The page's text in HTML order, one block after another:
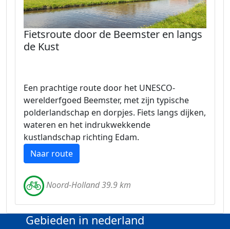
Fietsroute door de Beemster en langs
de Kust
Een prachtige route door het UNESCO-
werelderfgoed Beemster, met zijn typische
polderlandschap en dorpjes. Fiets langs dijken,
wateren en het indrukwekkende
kustlandschap richting Edam.
Naar route
Noord-Holland 39.9 km
Gebieden in nederland